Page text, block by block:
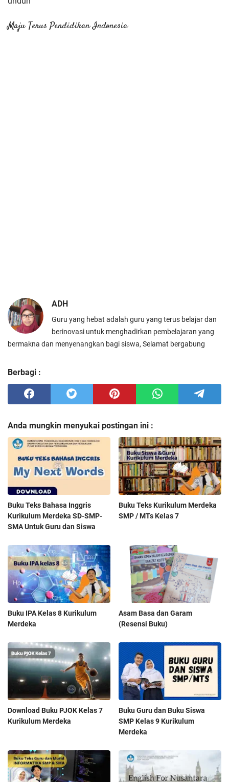
Maju Terus Pendidikan Indonesia
ADH
Guru yang hebat adalah guru yang terus belajar dan
berinovasi untuk menghadirkan pembelajaran yang
bermakna dan menyenangkan bagi siswa, Selamat bergabung
Berbagi :
Anda mungkin menyukai postingan ini :
Buku Teks Bahasa Inggris
Kurikulum Merdeka SD-SMP-
SMA Untuk Guru dan Siswa
Buku Teks Kurikulum Merdeka
SMP / MTs Kelas 7
Buku IPA Kelas 8 Kurikulum
Merdeka
Asam Basa dan Garam
(Resensi Buku)
Download Buku PJOK Kelas 7
Kurikulum Merdeka
Buku Guru dan Buku Siswa
SMP Kelas 9 Kurikulum
Merdeka